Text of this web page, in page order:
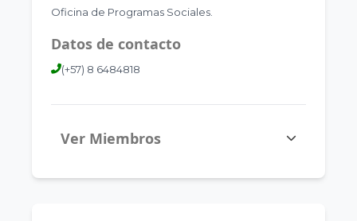
Oficina de Programas Sociales.
Datos de contacto
(+57) 8 6484818
Ver Miembros